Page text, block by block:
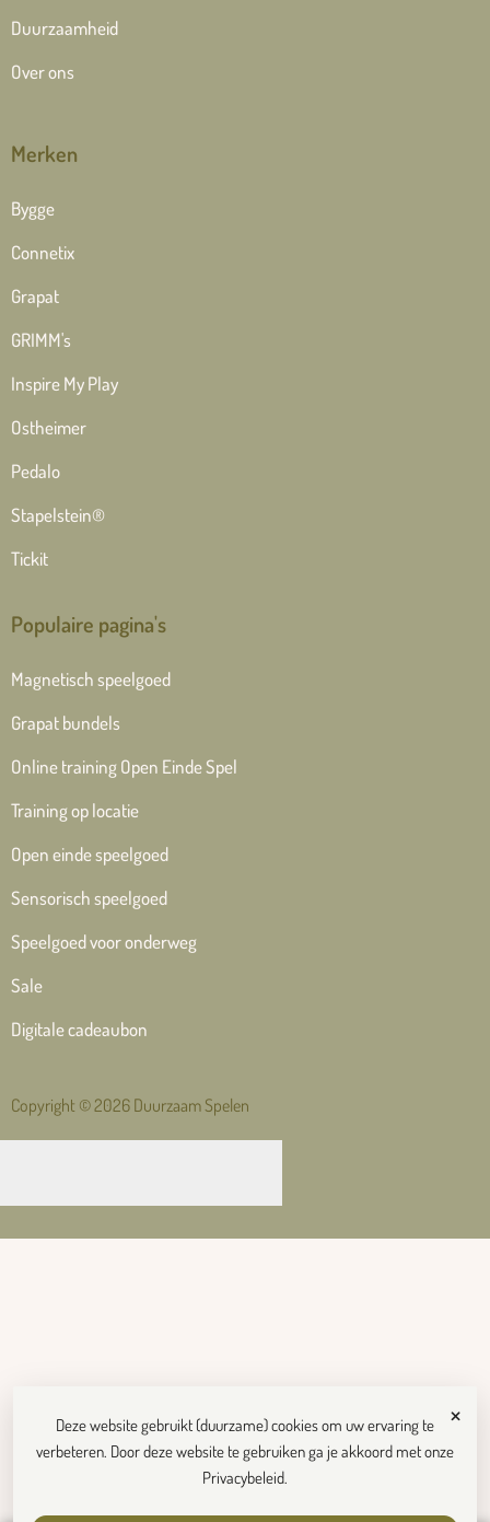
Duurzaamheid
Over ons
Merken
Bygge
Connetix
Grapat
GRIMM's
Inspire My Play
Ostheimer
Pedalo
Stapelstein®
Tickit
Populaire pagina's
Magnetisch speelgoed
Grapat bundels
Online training Open Einde Spel
Training op locatie
Open einde speelgoed
Sensorisch speelgoed
Speelgoed voor onderweg
Sale
Digitale cadeaubon
Copyright © 2026 Duurzaam Spelen
×
Deze website gebruikt (duurzame) cookies om uw ervaring te
verbeteren. Door deze website te gebruiken ga je akkoord met onze
Privacybeleid.